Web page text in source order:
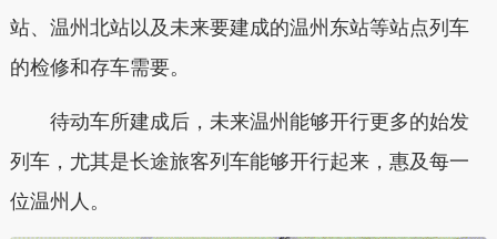
站、温州北站以及未来要建成的温州东站等站点列车
的检修和存车需要。
待动车所建成后，未来温州能够开行更多的始发
列车，尤其是长途旅客列车能够开行起来， 惠及每一
位温州人。